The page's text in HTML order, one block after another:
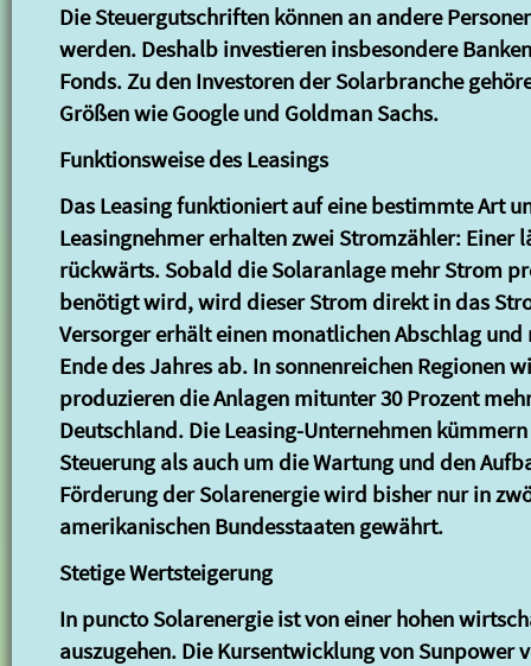
Die Steuergutschriften können an andere
werden. Deshalb investieren insbesondere
Fonds. Zu den Investoren der Solarbranche
Größen wie Google und Goldman Sachs.
Funktionsweise des Leasings
Das Leasing funktioniert auf eine bestimmte Art
Leasingnehmer erhalten zwei Stromzähler: Einer
rückwärts. Sobald die Solaranlage mehr Strom
benötigt wird, wird dieser Strom direkt in das
Versorger erhält einen monatlichen Abschlag und
Ende des Jahres ab. In sonnenreichen Regionen
produzieren die Anlagen mitunter 30 Prozent
Deutschland. Die Leasing-Unternehmen
Steuerung als auch um die Wartung und den
Förderung der Solarenergie wird bisher nur in
amerikanischen Bundesstaaten gewährt.
Stetige Wertsteigerung
In puncto Solarenergie ist von einer hohen
auszugehen. Die Kursentwicklung von Sunpower